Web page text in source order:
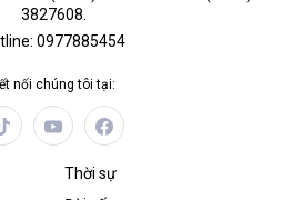
3827608.
0977885454
nối chúng tôi tại:
Thời sự